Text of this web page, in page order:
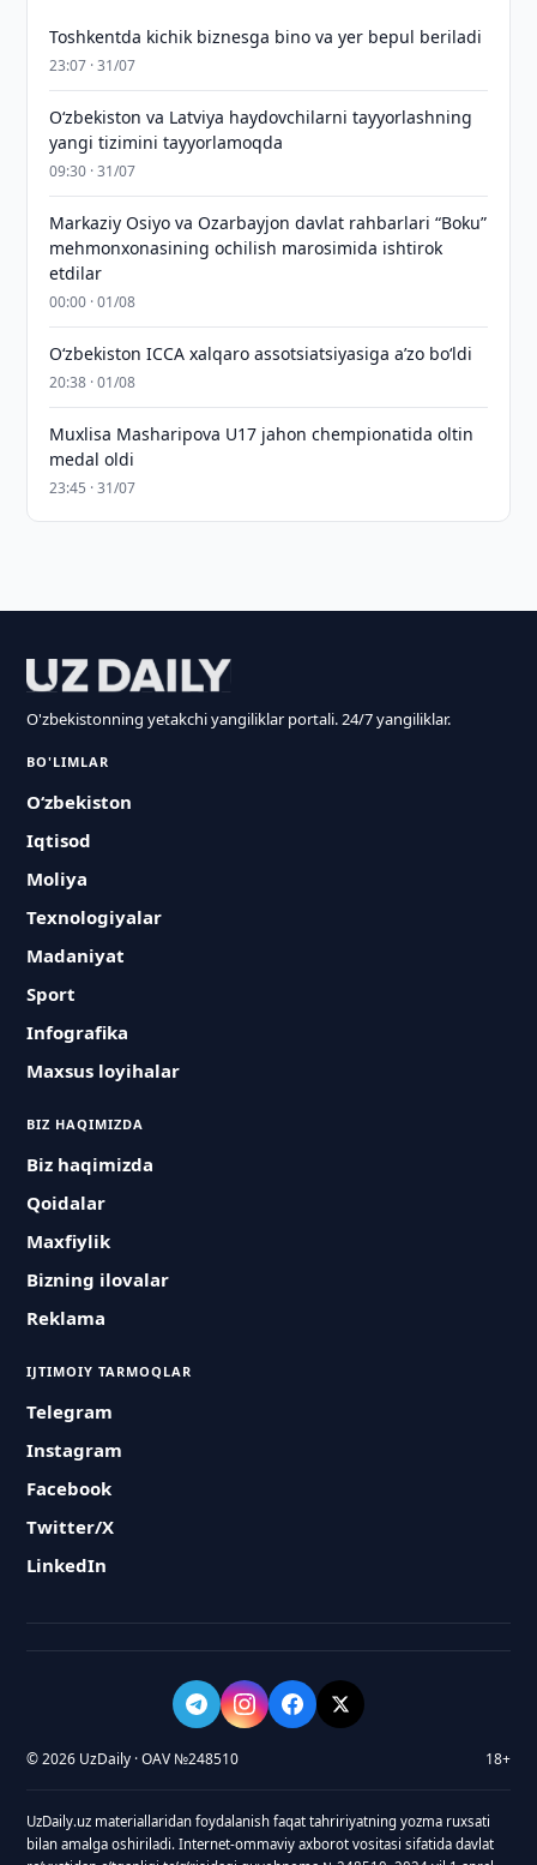
Toshkentda kichik biznesga bino va yer bepul beriladi
23:07 · 31/07
Oʻzbekiston va Latviya haydovchilarni tayyorlashning
yangi tizimini tayyorlamoqda
09:30 · 31/07
Markaziy Osiyo va Ozarbayjon davlat rahbarlari “Boku”
mehmonxonasining ochilish marosimida ishtirok
etdilar
00:00 · 01/08
O‘zbekiston ICCA xalqaro assotsiatsiyasiga aʼzo bo‘ldi
20:38 · 01/08
Muxlisa Masharipova U17 jahon chempionatida oltin
medal oldi
23:45 · 31/07
O'zbekistonning yetakchi yangiliklar portali. 24/7 yangiliklar.
BO'LIMLAR
O‘zbekiston
Iqtisod
Moliya
Texnologiyalar
Madaniyat
Sport
Infografika
Maxsus loyihalar
BIZ HAQIMIZDA
Biz haqimizda
Qoidalar
Maxfiylik
Bizning ilovalar
Reklama
IJTIMOIY TARMOQLAR
Telegram
Instagram
Facebook
Twitter/X
LinkedIn
© 2026 UzDaily · OAV №248510 18+
UzDaily.uz materiallaridan foydalanish faqat tahririyatning yozma ruxsati
bilan amalga oshiriladi. Internet-ommaviy axborot vositasi sifatida davlat